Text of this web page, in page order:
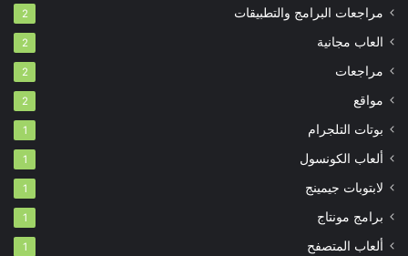
مراجعات البرامج والتطبيقات 2
العاب مجانية 2
مراجعات 2
مواقع 2
بوتات التلجرام 1
ألعاب الكونسول 1
لابتوبات جيمينج 1
برامج مونتاج 1
ألعاب المتصفح 1